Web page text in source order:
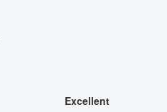
Excellent